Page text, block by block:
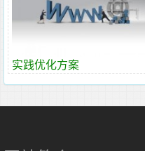
实践优化方案